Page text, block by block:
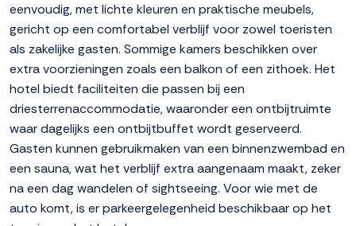
eenvoudig, met lichte kleuren en praktische meubels,
gericht op een comfortabel verblijf voor zowel toeristen
als zakelijke gasten. Sommige kamers beschikken over
extra voorzieningen zoals een balkon of een zithoek. Het
hotel biedt faciliteiten die passen bij een
driesterrenaccommodatie, waaronder een ontbijtruimte
waar dagelijks een ontbijtbuffet wordt geserveerd.
Gasten kunnen gebruikmaken van een binnenzwembad en
een sauna, wat het verblijf extra aangenaam maakt, zeker
na een dag wandelen of sightseeing. Voor wie met de
auto komt, is er parkeergelegenheid beschikbaar op het